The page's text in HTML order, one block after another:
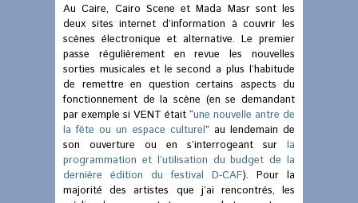
Au Caire, Cairo Scene et Mada Masr sont les
deux sites internet d’information à couvrir les
scènes électronique et alternative. Le premier
passe régulièrement en revue les nouvelles
sorties musicales et le second a plus l’habitude
de remettre en question certains aspects du
fonctionnement de la scène (en se demandant
par exemple si VENT était “une nouvelle antre de
la fête ou un espace culturel” au lendemain de
son ouverture ou en s’interrogeant sur la
programmation et l’utilisation du budget de la
dernière édition du festival D-CAF). Pour la
majorité des artistes que j’ai rencontrés, les